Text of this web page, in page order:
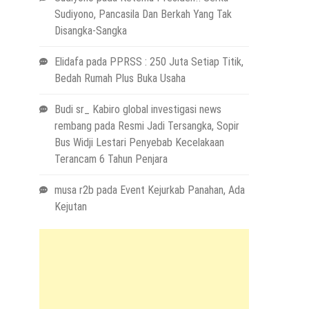
Sudiyono, Pancasila Dan Berkah Yang Tak
Disangka-Sangka
Elidafa pada PPRSS : 250 Juta Setiap Titik,
Bedah Rumah Plus Buka Usaha
Budi sr_ Kabiro global investigasi news
rembang pada Resmi Jadi Tersangka, Sopir
Bus Widji Lestari Penyebab Kecelakaan
Terancam 6 Tahun Penjara
musa r2b pada Event Kejurkab Panahan, Ada
Kejutan